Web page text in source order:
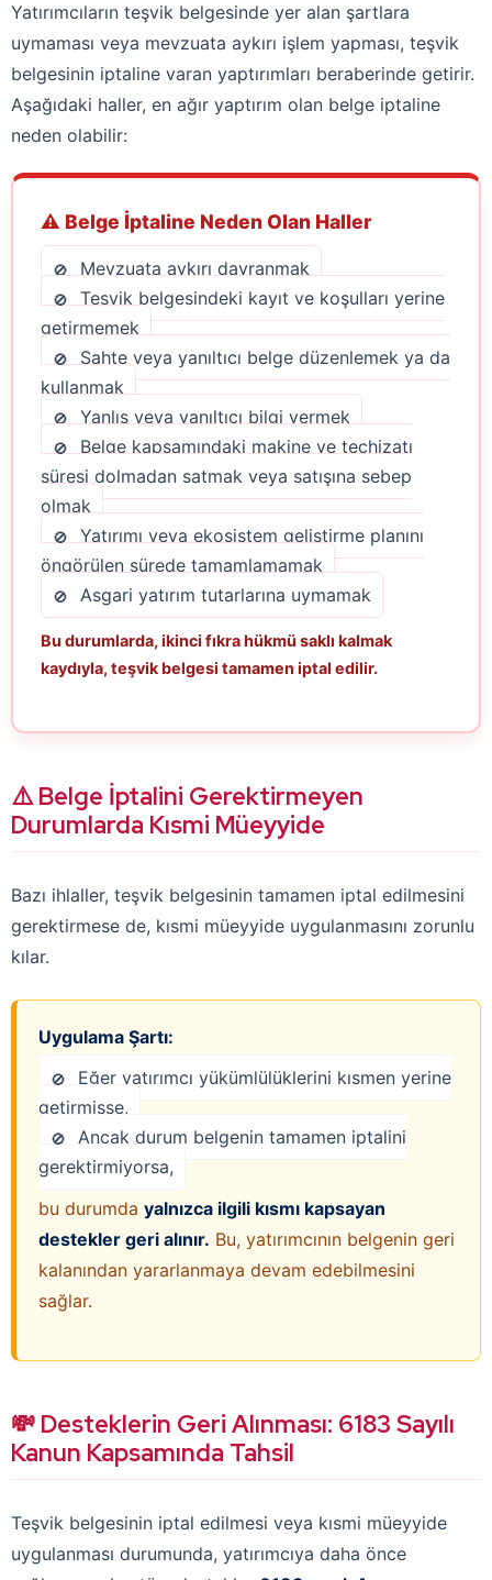
Yatırımcıların teşvik belgesinde yer alan şartlara
uymaması veya mevzuata aykırı işlem yapması, teşvik
belgesinin iptaline varan yaptırımları beraberinde getirir.
Aşağıdaki haller, en ağır yaptırım olan belge iptaline
neden olabilir:
⚠️ Belge İptaline Neden Olan Haller
Mevzuata aykırı davranmak
Teşvik belgesindeki kayıt ve koşulları yerine
getirmemek
Sahte veya yanıltıcı belge düzenlemek ya da
kullanmak
Yanlış veya yanıltıcı bilgi vermek
Belge kapsamındaki makine ve teçhizatı
süresi dolmadan satmak veya satışına sebep
olmak
Yatırımı veya ekosistem geliştirme planını
öngörülen sürede tamamlamamak
Asgari yatırım tutarlarına uymamak
Bu durumlarda, ikinci fıkra hükmü saklı kalmak
kaydıyla, teşvik belgesi tamamen iptal edilir.
⚠️ Belge İptalini Gerektirmeyen
Durumlarda Kısmi Müeyyide
Bazı ihlaller, teşvik belgesinin tamamen iptal edilmesini
gerektirmese de, kısmi müeyyide uygulanmasını zorunlu
kılar.
Uygulama Şartı:
Eğer yatırımcı yükümlülüklerini kısmen yerine
getirmişse,
Ancak durum belgenin tamamen iptalini
gerektirmiyorsa,
bu durumda yalnızca ilgili kısmı kapsayan
destekler geri alınır. Bu, yatırımcının belgenin geri
kalanından yararlanmaya devam edebilmesini
sağlar.
💸 Desteklerin Geri Alınması: 6183 Sayılı
Kanun Kapsamında Tahsil
Teşvik belgesinin iptal edilmesi veya kısmi müeyyide
uygulanması durumunda, yatırımcıya daha önce